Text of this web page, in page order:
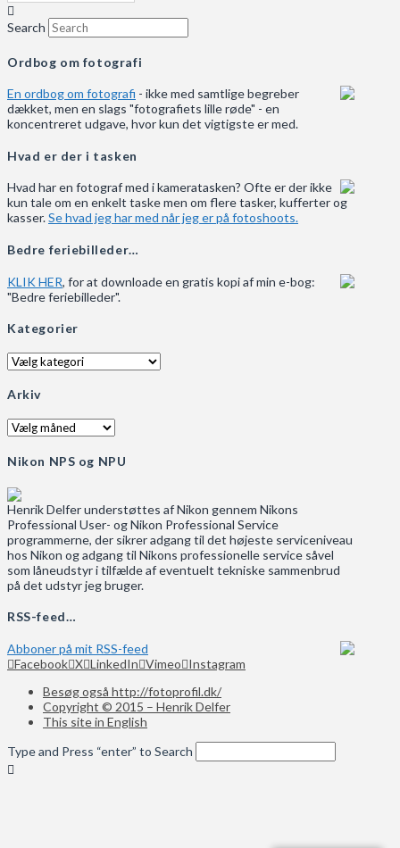
Search
Ordbog om fotografi
En ordbog om fotografi - ikke med samtlige begreber
dækket, men en slags "fotografiets lille røde" - en
koncentreret udgave, hvor kun det vigtigste er med.
Hvad er der i tasken
Hvad har en fotograf med i kameratasken? Ofte er der ikke
kun tale om en enkelt taske men om flere tasker, kufferter og
kasser.Se hvad jeg har med når jeg er på fotoshoots.
Bedre feriebilleder…
KLIK HER, for at downloade en gratis kopi af min e-bog:
"Bedre feriebilleder".
Kategorier
Kategorier
Arkiv
Arkiv
Nikon NPS og NPU
Henrik Delfer understøttes af Nikon gennem Nikons
Professional User- og Nikon Professional Service
programmerne, der sikrer adgang til det højeste serviceniveau
hos Nikon og adgang til Nikons professionelle service såvel
som låneudstyr i tilfælde af eventuelt tekniske sammenbrud
på det udstyr jeg bruger.
RSS-feed…
Abboner på mit RSS-feed
Facebook X LinkedIn Vimeo Instagram
Besøg også http://fotoprofil.dk/
Copyright © 2015 – Henrik Delfer
This site in English
Type and Press “enter” to Search